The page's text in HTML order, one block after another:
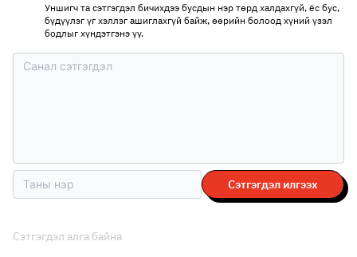
Уншигч та сэтгэгдэл бичихдээ бусдын нэр төрд халдахгүй, ёс бус,
бүдүүлэг үг хэллэг ашиглахгүй байж, өөрийн болоод хүний үзэл
бодлыг хүндэтгэнэ үү.
Сэтгэгдэл илгээх
Сэтгэгдэл алга байна